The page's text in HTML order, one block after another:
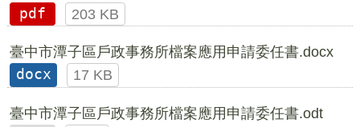
pdf
203 KB
臺中市潭子區戶政事務所檔案應用申請委任書.docx
docx
17 KB
臺中市潭子區戶政事務所檔案應用申請委任書.odt